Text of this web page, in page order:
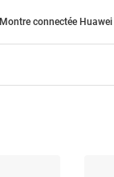
Montre connectée Huawei